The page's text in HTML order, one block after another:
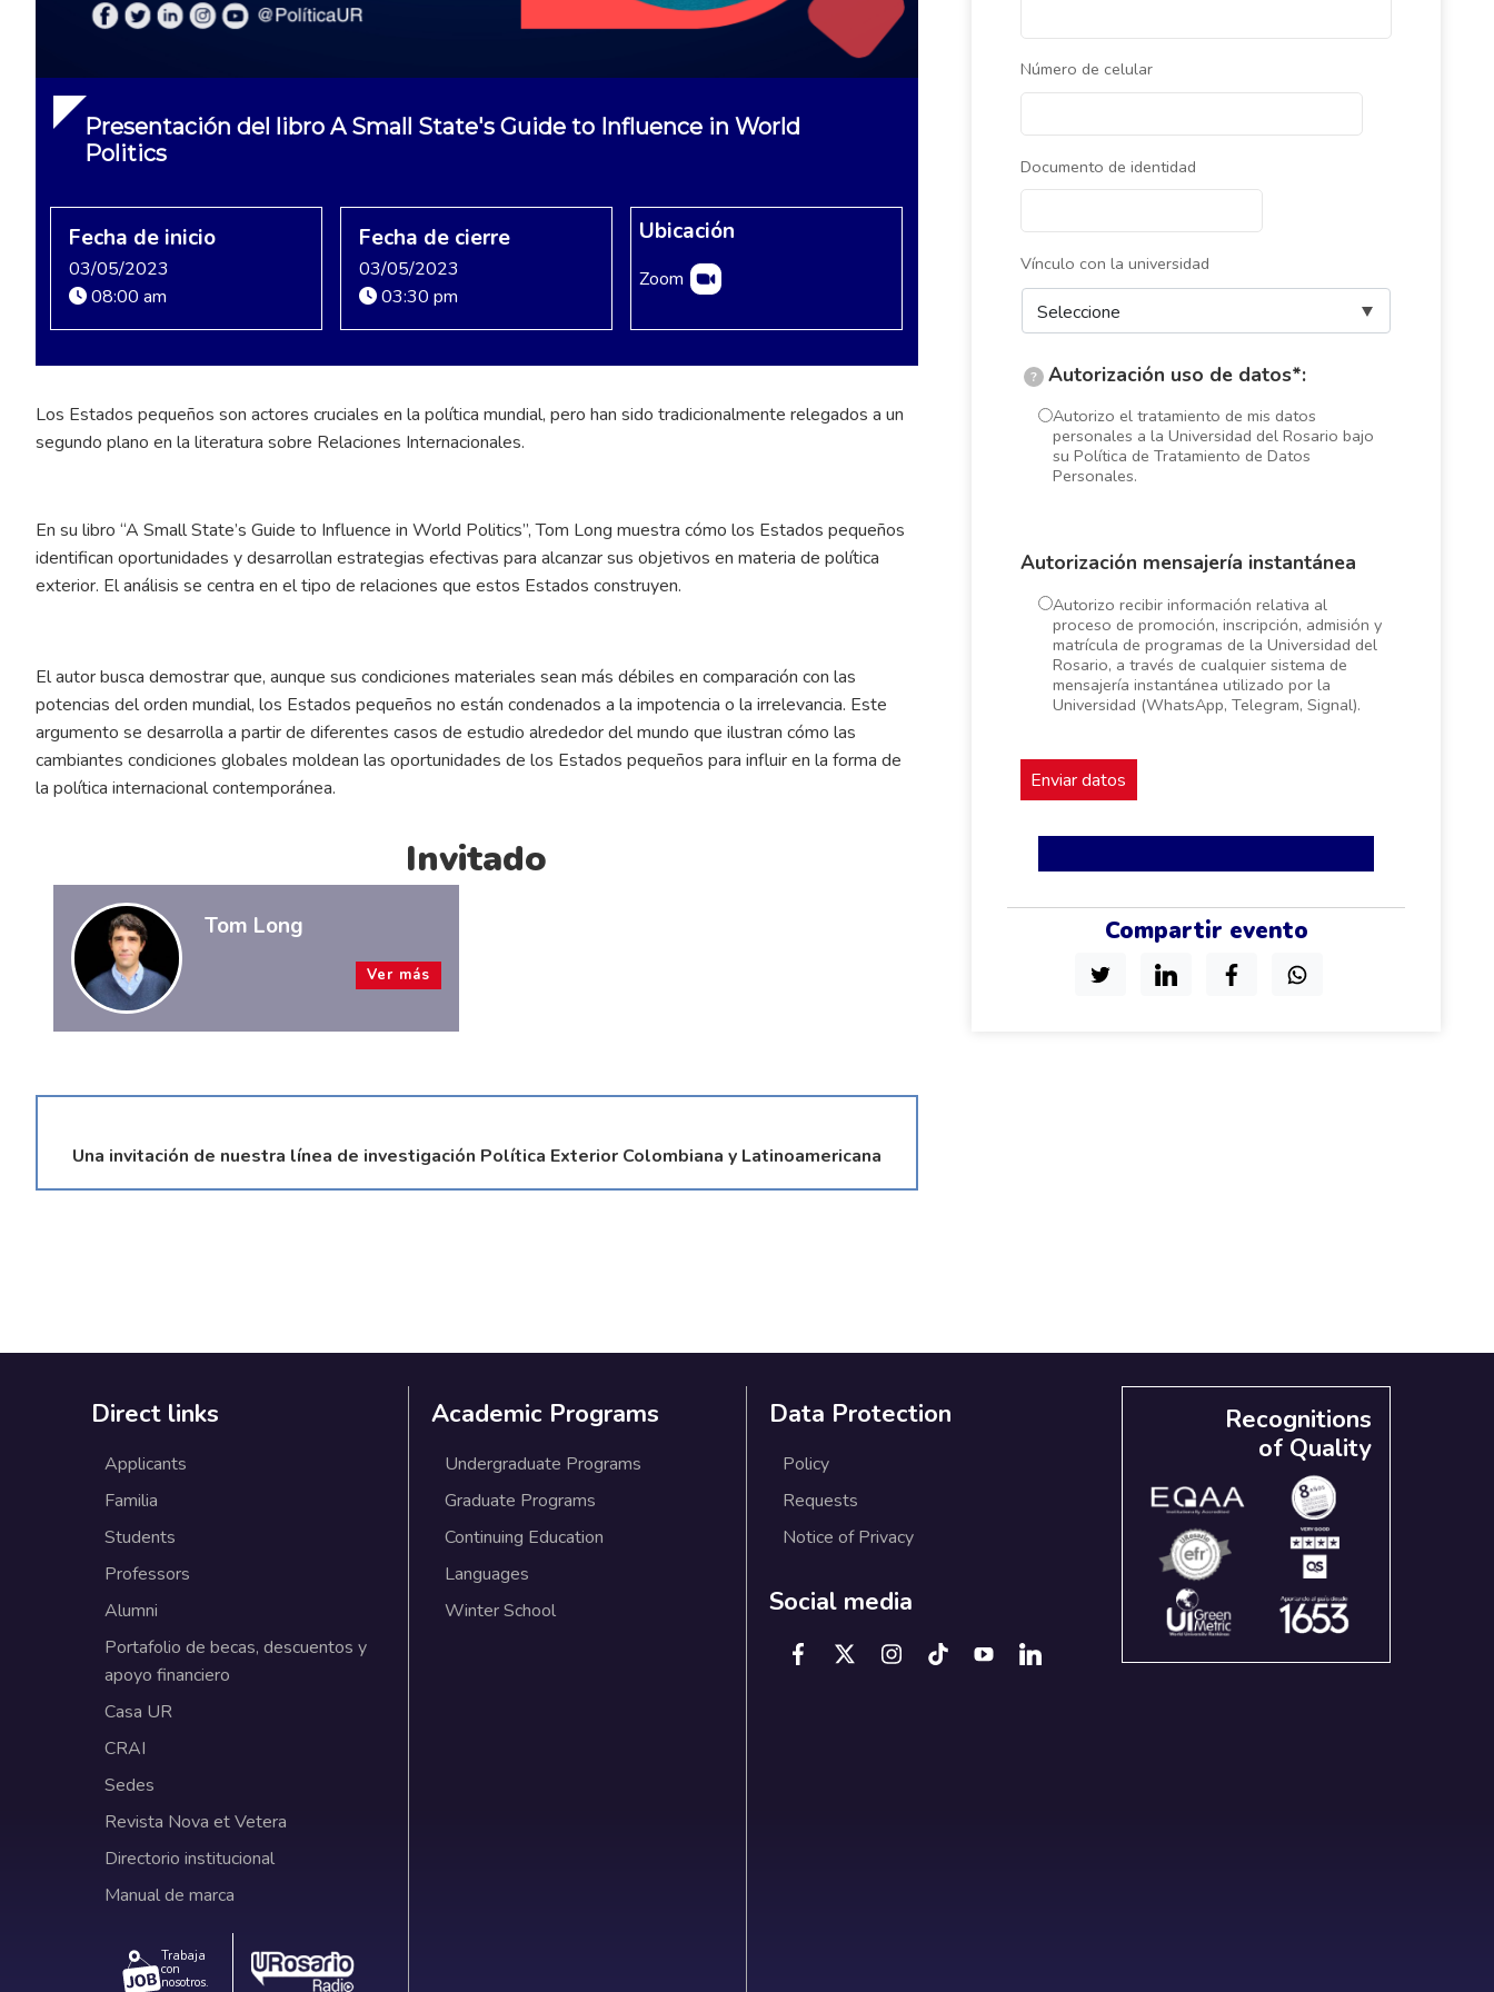
Número de celular
Documento de identidad
Vínculo con la universidad
? Autorización uso de datos*:
Autorizo el tratamiento de mis datos
personales a la Universidad del Rosario bajo
su Política de Tratamiento de Datos
Personales.
Autorización mensajería instantánea
Autorizo recibir información relativa al
proceso de promoción, inscripción, admisión y
matrícula de programas de la Universidad del
Rosario, a través de cualquier sistema de
mensajería instantánea utilizado por la
Universidad (WhatsApp, Telegram, Signal).
Compartir evento
Presentación del libro A Small State's Guide to Influence in World
Politics
Fecha de inicio
03/05/2023
08:00 am
Fecha de cierre
03/05/2023
03:30 pm
Ubicación
Zoom
Los Estados pequeños son actores cruciales en la política mundial, pero han sido tradicionalmente relegados a un
segundo plano en la literatura sobre Relaciones Internacionales.
En su libro “A Small State’s Guide to Influence in World Politics”, Tom Long muestra cómo los Estados pequeños
identifican oportunidades y desarrollan estrategias efectivas para alcanzar sus objetivos en materia de política
exterior. El análisis se centra en el tipo de relaciones que estos Estados construyen.
El autor busca demostrar que, aunque sus condiciones materiales sean más débiles en comparación con las
potencias del orden mundial, los Estados pequeños no están condenados a la impotencia o la irrelevancia. Este
argumento se desarrolla a partir de diferentes casos de estudio alrededor del mundo que ilustran cómo las
cambiantes condiciones globales moldean las oportunidades de los Estados pequeños para influir en la forma de
la política internacional contemporánea.
Invitado
Tom Long
Ver más
Una invitación de nuestra línea de investigación Política Exterior Colombiana y Latinoamericana
Direct links
Applicants
Familia
Students
Professors
Alumni
Portafolio de becas, descuentos y
apoyo financiero
Casa UR
CRAI
Sedes
Revista Nova et Vetera
Directorio institucional
Manual de marca
Trabaja
con
nosotros.
Academic Programs
Undergraduate Programs
Graduate Programs
Continuing Education
Languages
Winter School
Data Protection
Policy
Requests
Notice of Privacy
Social media
Recognitions
of Quality